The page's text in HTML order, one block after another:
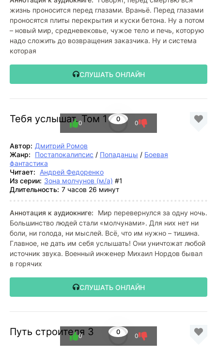
жизнь проносится перед глазами. Враньё. Перед глазами
проносятся плиты перекрытия и куски бетона. Ну а потом
– новый мир, средневековье, чужое тело и печь, которую
надо сложить до возвращения заказчика. Ну и система
которая
СЛУШАТЬ ОНЛАЙН
Тебя услышат. Том 1 0
0 0
Автор: Дмитрий Ромов
Жанр:
Постапокалипсис / Попаданцы / Боевая
фантастика
Читает:
Андрей Федоренко
Из серии: Зона молчунов (м/а) #1
Длительность: 7 часов 26 минут
Аннотация к аудиокниге:
Мир перевернулся за одну ночь.
Большинство людей стали «молчунами». Для них нет ни
боли, ни голода, ни мыслей. Всё, что им нужно – тишина.
Главное, не дать им себя услышать! Они уничтожат любой
источник звука. Военный инженер Михаил Нордов бывал
в горячих
СЛУШАТЬ ОНЛАЙН
Путь строителя 3 0
0 0